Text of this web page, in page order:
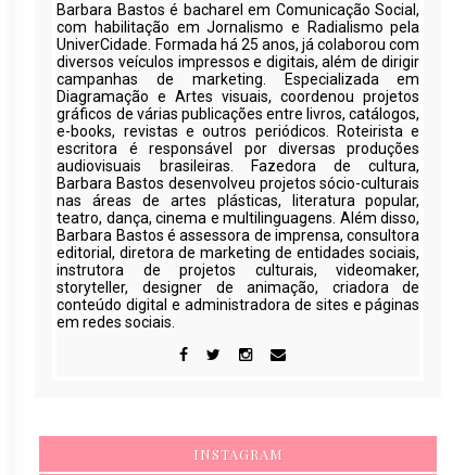
Barbara Bastos é bacharel em Comunicação Social,
com habilitação em Jornalismo e Radialismo pela
UniverCidade. Formada há 25 anos, já colaborou com
diversos veículos impressos e digitais, além de dirigir
campanhas de marketing. Especializada em
Diagramação e Artes visuais, coordenou projetos
gráficos de várias publicações entre livros, catálogos,
e-books, revistas e outros periódicos. Roteirista e
escritora é responsável por diversas produções
audiovisuais brasileiras. Fazedora de cultura,
Barbara Bastos desenvolveu projetos sócio-culturais
nas áreas de artes plásticas, literatura popular,
teatro, dança, cinema e multilinguagens. Além disso,
Barbara Bastos é assessora de imprensa, consultora
editorial, diretora de marketing de entidades sociais,
instrutora de projetos culturais, videomaker,
storyteller, designer de animação, criadora de
conteúdo digital e administradora de sites e páginas
em redes sociais.
INSTAGRAM